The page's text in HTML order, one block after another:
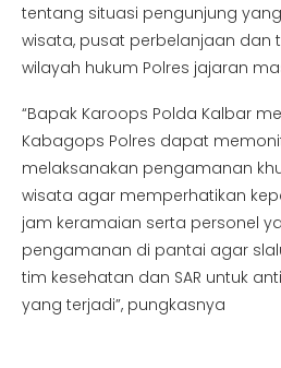
tentang situasi pengunjung
wisata, pusat perbelanjaan dan
wilayah hukum Polres jajaran
“Bapak Karoops Polda Kalbar
Kabagops Polres dapat
melaksanakan pengamanan
wisata agar memperhatikan
jam keramaian serta personel
pengamanan di pantai agar
tim kesehatan dan SAR untuk
yang terjadi”, pungkasnya